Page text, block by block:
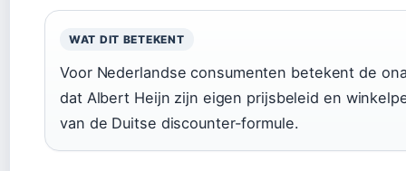
WAT DIT BETEKENT
Voor Nederlandse consumenten betekent de
dat Albert Heijn zijn eigen prijsbeleid en
van de Duitse discounter-formule.